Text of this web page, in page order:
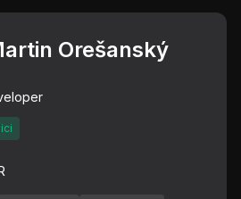
Orešanský